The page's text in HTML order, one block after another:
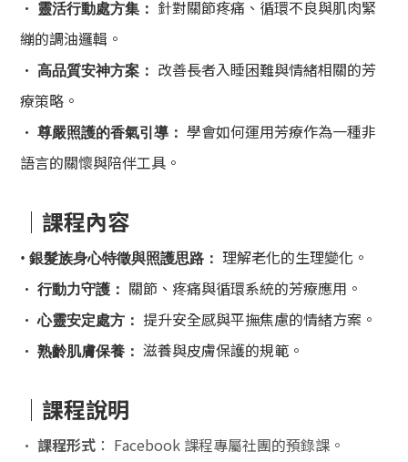
•
靈活行動處方集：
針對關節疼痛、循環不良與肌肉緊
繃的調油邏輯。
• 高品質安神方案：
改善長者入睡困難與情緒相關的芳
療策略。
• 尊嚴照護的香氣引導： 學會如何運用芳療作為一種非
語言的關懷與陪伴工具。
｜ 課程內容
• 銀髮族身心特徵與照護思路： 理解老化的生理變化。
• 行動力守護：
關節、疼痛與循環系統的芳療應用。
•心靈安定處方：
提升安全感與平撫焦慮的情緒方案。
• 熟齡肌膚保養： 滋養與皮膚保護的規範。
｜ 課程說明
• 課程形式 ： Facebook 課程專屬社團的預錄課。